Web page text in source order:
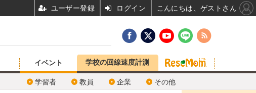
イベント
学習者 教員 企業 その他
学校の回線速度計測
ユーザー登録 ログイン こんにちは、ゲストさん